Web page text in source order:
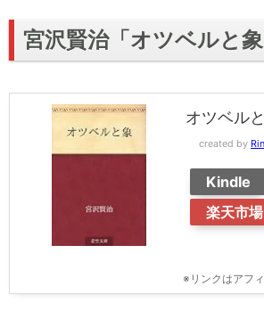
宮沢賢治「オツベルと象
オツベル
created by
Kindle
楽天市場
※リンクはアフ